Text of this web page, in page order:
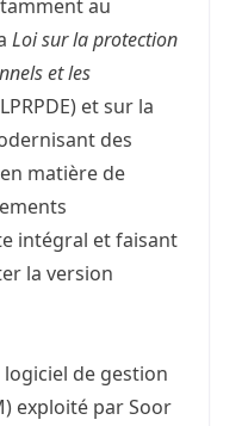
au
Loi sur la protection
et les
et sur la
des
matière de
intégral et faisant
la version
de gestion
exploité par Soor